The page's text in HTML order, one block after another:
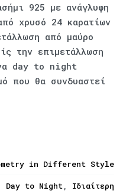
925 με ανάγλυφη
χρυσό 24 καρατίων
από μαύρο
την επιμετάλλωση
day to night
που θα συνδυαστεί
in Different Style
Day to Night, Ιδιαίτερη